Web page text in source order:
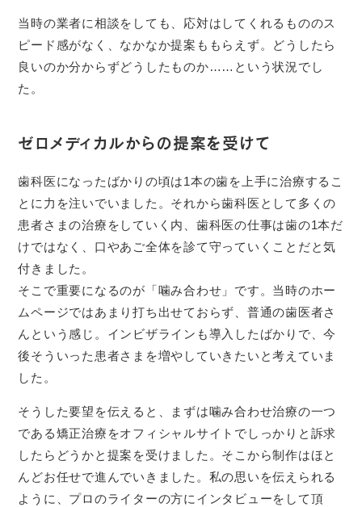
当時の業者に相談をしても、応対はしてくれるもののス
ピード感がなく、なかなか提案ももらえず。どうしたら
良いのか分からずどうしたものか……という状況でし
た。
ゼロメディカルからの提案を受けて
歯科医になったばかりの頃は1本の歯を上手に治療するこ
とに力を注いでいました。それから歯科医として多くの
患者さまの治療をしていく内、歯科医の仕事は歯の1本だ
けではなく、口やあご全体を診て守っていくことだと気
付きました。
そこで重要になるのが「噛み合わせ」です。当時のホー
ムページではあまり打ち出せておらず、普通の歯医者さ
んという感じ。インビザラインも導入したばかりで、今
後そういった患者さまを増やしていきたいと考えていま
した。
そうした要望を伝えると、まずは噛み合わせ治療の一つ
である矯正治療をオフィシャルサイトでしっかりと訴求
したらどうかと提案を受けました。そこから制作はほと
んどお任せで進んでいきました。私の思いを伝えられる
ように、プロのライターの方にインタビューをして頂